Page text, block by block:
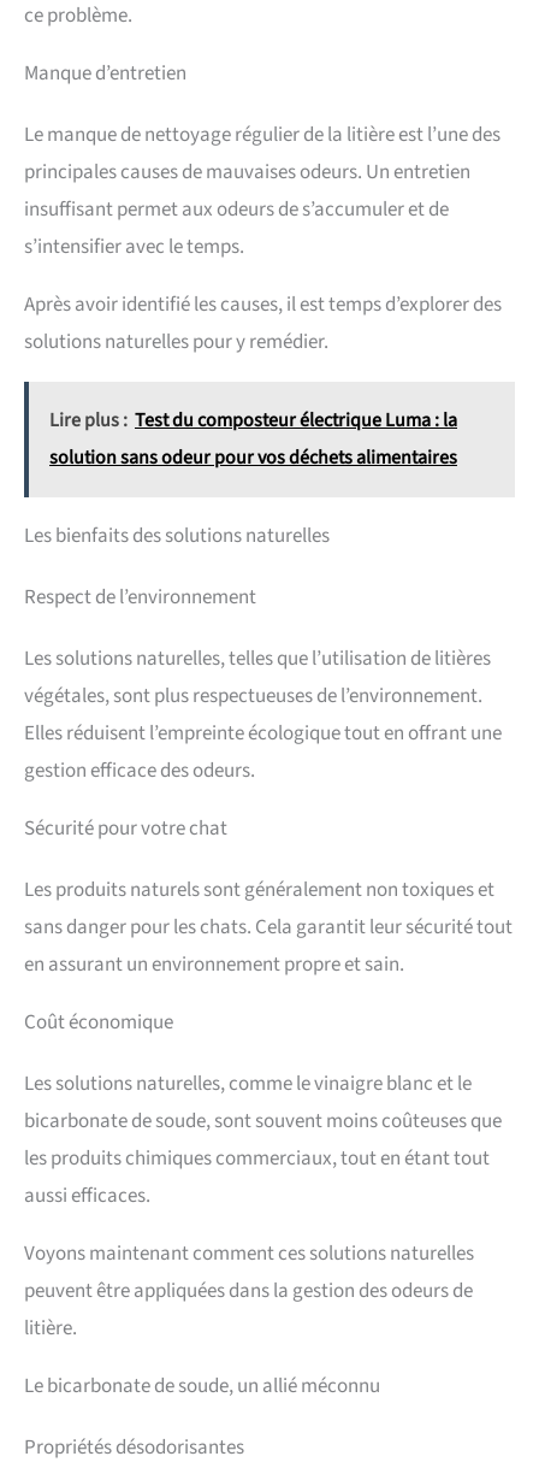
ce problème.
Manque d’entretien
Le manque de nettoyage régulier de la litière est l’une des
principales causes de mauvaises odeurs. Un entretien
insuffisant permet aux odeurs de s’accumuler et de
s’intensifier avec le temps.
Après avoir identifié les causes, il est temps d’explorer des
solutions naturelles pour y remédier.
Lire plus : Test du composteur électrique Luma : la
solution sans odeur pour vos déchets alimentaires
Les bienfaits des solutions naturelles
Respect de l’environnement
Les solutions naturelles, telles que l’utilisation de litières
végétales, sont plus respectueuses de l’environnement.
Elles réduisent l’empreinte écologique tout en offrant une
gestion efficace des odeurs.
Sécurité pour votre chat
Les produits naturels sont généralement non toxiques et
sans danger pour les chats. Cela garantit leur sécurité tout
en assurant un environnement propre et sain.
Coût économique
Les solutions naturelles, comme le vinaigre blanc et le
bicarbonate de soude, sont souvent moins coûteuses que
les produits chimiques commerciaux, tout en étant tout
aussi efficaces.
Voyons maintenant comment ces solutions naturelles
peuvent être appliquées dans la gestion des odeurs de
litière.
Le bicarbonate de soude, un allié méconnu
Propriétés désodorisantes